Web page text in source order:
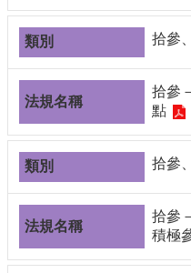
拾參
拾參
點
拾參
拾參
積極